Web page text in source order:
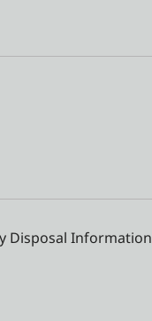
Disposal Information